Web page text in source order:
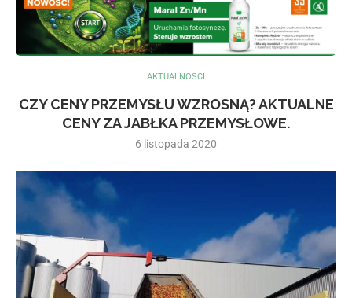
AKTUALNOŚCI
CZY CENY PRZEMYSŁU WZROSNĄ? AKTUALNE
CENY ZA JABŁKA PRZEMYSŁOWE.
6 listopada 2020